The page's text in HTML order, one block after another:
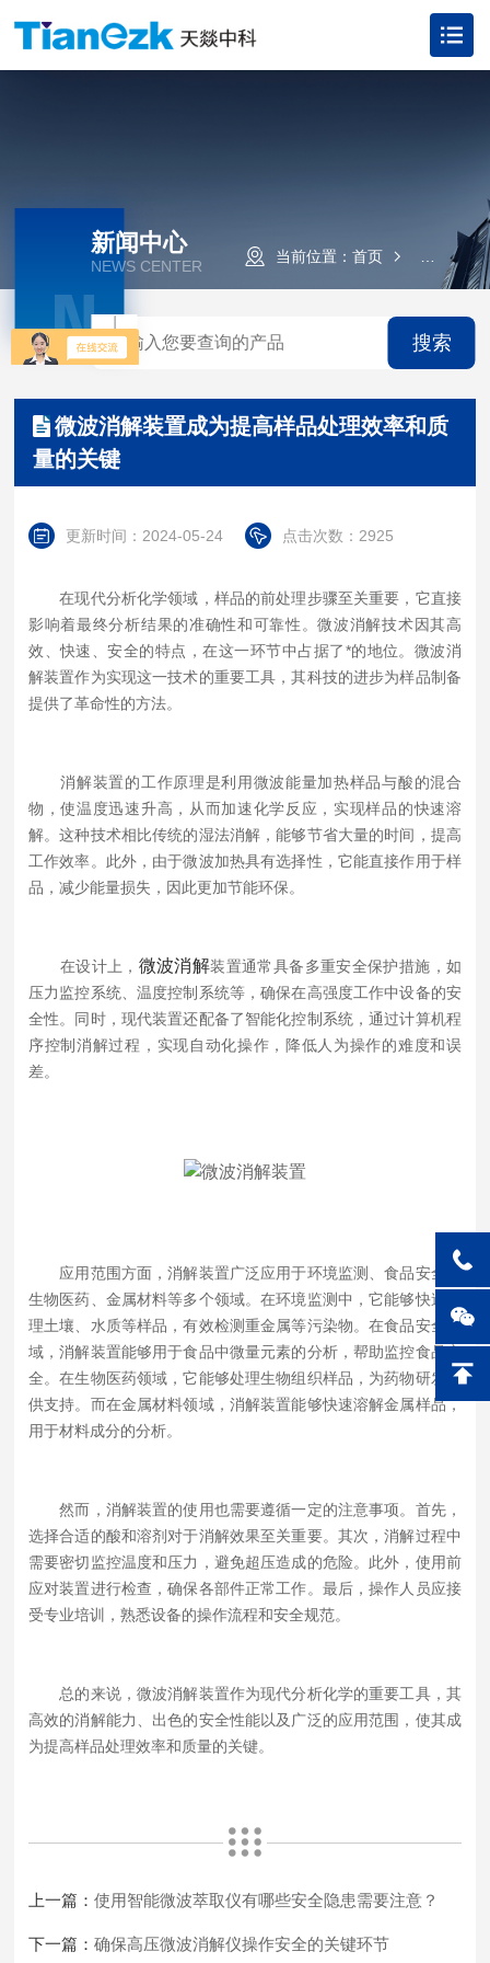
当前位置： 首页 新闻资讯
N
新闻中心
NEWS CENTER
搜索
微波消解装置成为提高样品处理效率和质
量的关键
更新时间：2024-05-24 点击次数：2925
在现代分析化学领域，样品的前处理步骤至关重要，它直接
影响着最终分析结果的准确性和可靠性。微波消解技术因其高
效、快速、安全的特点，在这一环节中占据了*的地位。微波消
解装置作为实现这一技术的重要工具，其科技的进步为样品制备
提供了革命性的方法。
消解装置的工作原理是利用微波能量加热样品与酸的混合
物，使温度迅速升高，从而加速化学反应，实现样品的快速溶
解。这种技术相比传统的湿法消解，能够节省大量的时间，提高
工作效率。此外，由于微波加热具有选择性，它能直接作用于样
品，减少能量损失，因此更加节能环保。
在设计上， 微波消解装置通常具备多重安全保护措施，如
压力监控系统、温度控制系统等，确保在高强度工作中设备的安
全性。同时，现代装置还配备了智能化控制系统，通过计算机程
序控制消解过程，实现自动化操作，降低人为操作的难度和误
差。
应用范围方面，消解装置广泛应用于环境监测、食品安全、
生物医药、金属材料等多个领域。在环境监测中，它能够快速处
理土壤、水质等样品，有效检测重金属等污染物。在食品安全领
域，消解装置能够用于食品中微量元素的分析，帮助监控食品安
全。在生物医药领域，它能够处理生物组织样品，为药物研发提
供支持。而在金属材料领域，消解装置能够快速溶解金属样品，
用于材料成分的分析。
然而，消解装置的使用也需要遵循一定的注意事项。首先，
选择合适的酸和溶剂对于消解效果至关重要。其次，消解过程中
需要密切监控温度和压力，避免超压造成的危险。此外，使用前
应对装置进行检查，确保各部件正常工作。最后，操作人员应接
受专业培训，熟悉设备的操作流程和安全规范。
总的来说，微波消解装置作为现代分析化学的重要工具，其
高效的消解能力、出色的安全性能以及广泛的应用范围，使其成
为提高样品处理效率和质量的关键。
上一篇：使用智能微波萃取仪有哪些安全隐患需要注意？
下一篇：确保高压微波消解仪操作安全的关键环节